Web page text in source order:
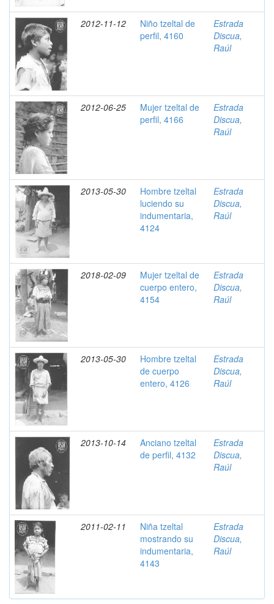
2012-11-12
Niño tzeltal de
perfil, 4160
Estrada
Discua,
Raúl
2012-06-25
Mujer tzeltal de
perfil, 4166
Estrada
Discua,
Raúl
2013-05-30
Hombre tzeltal
luciendo su
indumentaria,
4124
Estrada
Discua,
Raúl
2018-02-09
Mujer tzeltal de
cuerpo entero,
4154
Estrada
Discua,
Raúl
2013-05-30
Hombre tzeltal
de cuerpo
entero, 4126
Estrada
Discua,
Raúl
2013-10-14
Anciano tzeltal
de perfil, 4132
Estrada
Discua,
Raúl
2011-02-11
Niña tzeltal
mostrando su
indumentaria,
4143
Estrada
Discua,
Raúl